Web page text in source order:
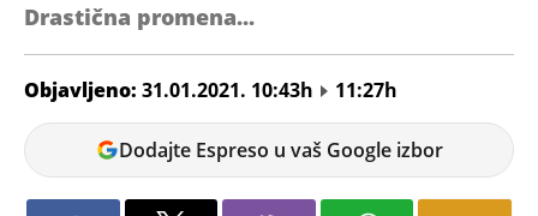
Drastična promena...
Objavljeno: 31.01.2021. 10:43h
11:27h
Ermin
Biberović Dodajte Espreso u vaš Google izbor